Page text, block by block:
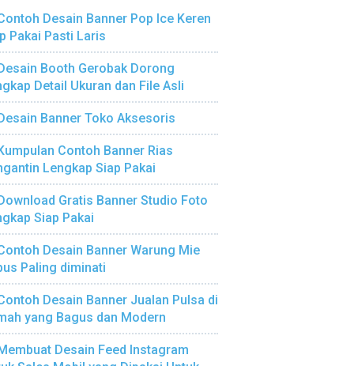
Desain Banner Pop Ice Keren
Pakai Pasti Laris
Booth Gerobak Dorong
Detail Ukuran dan File Asli
Banner Toko Aksesoris
Contoh Banner Rias
Lengkap Siap Pakai
Gratis Banner Studio Foto
Siap Pakai
Desain Banner Warung Mie
Paling diminati
Desain Banner Jualan Pulsa di
yang Bagus dan Modern
Desain Feed Instagram